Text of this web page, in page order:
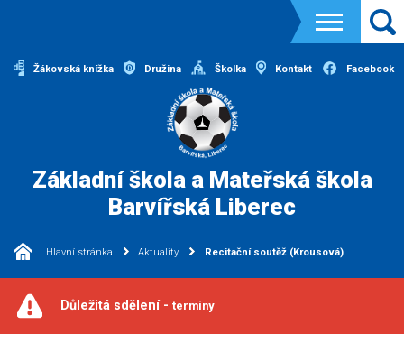
Žákovská knížka Družina Školka Kontakt Facebook
Základní škola a Mateřská škola
Barvířská Liberec
Hlavní stránka Aktuality Recitační soutěž (Krousová)
Důležitá sdělení - termíny